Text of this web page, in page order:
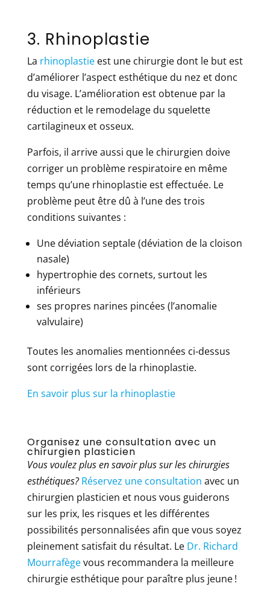
3. Rhinoplastie
La rhinoplastieest une chirurgie dont le but est
d’améliorer l’aspect esthétique du nez et donc
du visage. L’amélioration est obtenue par la
réduction et le remodelage du squelette
cartilagineux et osseux.
Parfois, il arrive aussi que le chirurgien doive
corriger un problème respiratoire en même
temps qu’une rhinoplastie est effectuée. Le
problème peut être dû à l’une des trois
conditions suivantes :
Une déviation septale (déviation de la cloison
nasale)
hypertrophie des cornets, surtout les
inférieurs
ses propres narines pincées (l’anomalie
valvulaire)
Toutes les anomalies mentionnées ci-dessus
sont corrigées lors de la rhinoplastie.
En savoir plus sur la rhinoplastie
Organisez une consultation avec un
chirurgien plasticien
Vous voulez plus en savoir plus sur les chirurgies
esthétiques? Réservez une consultation avec un
chirurgien plasticien et nous vous guiderons
sur les prix, les risques et les différentes
possibilités personnalisées afin que vous soyez
pleinement satisfait du résultat. Le Dr. Richard
Mourrafègevous recommandera la meilleure
chirurgie esthétique pour paraître plus jeune !